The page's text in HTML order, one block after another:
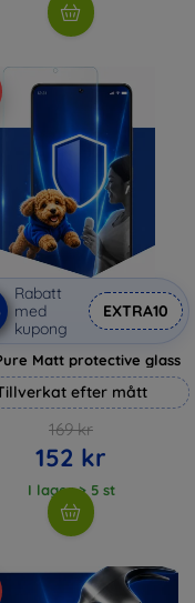
Rabatt
med
kupong
EXTRA10
Matt protective glass
efter mått
169 kr
152 kr
I lager > 5 st